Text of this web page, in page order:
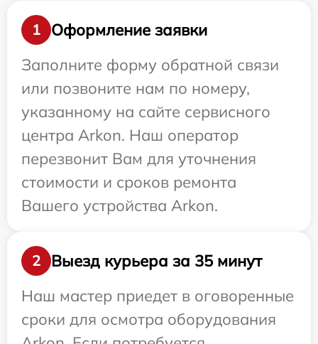
1
Оформление заявки
Заполните форму обратной связи
или позвоните нам по номеру,
указанному на сайте сервисного
центра Arkon. Наш оператор
перезвонит Вам для уточнения
стоимости и сроков ремонта
Вашего устройства Arkon.
2
Выезд курьера за 35 минут
Наш мастер приедет в оговоренные
сроки для осмотра оборудования